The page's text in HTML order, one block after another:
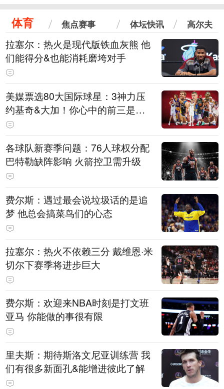
体育 焦点赛事 体坛快讯 高尔夫
拉塞尔：热火是现代版铁血灰熊 他
们能得分&也能消耗磨垮对手
美媒票选80大国际球星：3神力压
约基奇&大加！你心中的前三是
谁？
各球队新赛季问题：76人球权分配
巴特勒缺阵影响 火箭控卫需升级
费尔斯：遇过最会说垃圾话的是追
梦 他总会搞菜鸟们的心态
拉塞尔：热火不依赖三分 戴维恩·米
切尔下赛季将进步巨大
费尔斯：欢迎来NBA时刻是打文班
亚马 你能做的事很有限
里夫斯：期待斯洛文尼亚训练营 我
们有很多新面孔&能增进彼此了解